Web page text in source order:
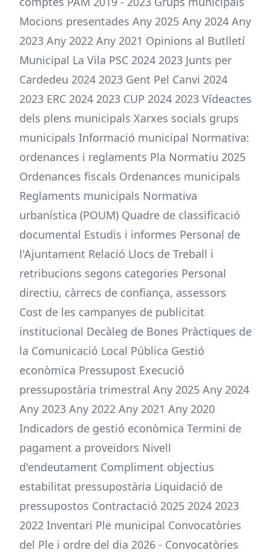
Mocions presentades Any 2025 Any 2024 Any
2023 Any 2022 Any 2021 Opinions al Butlletí
Municipal La Vila PSC 2024 2023 Junts per
Cardedeu 2024 2023 Gent Pel Canvi 2024
2023 ERC 2024 2023 CUP 2024 2023 Vídeactes
dels plens municipals Xarxes socials grups
municipals Informació municipal Normativa:
ordenances i reglaments Pla Normatiu 2025
Ordenances fiscals Ordenances municipals
Reglaments municipals Normativa
urbanística (POUM) Quadre de classificació
documental Estudis i informes Personal de
l'Ajuntament Relació Llocs de Treball i
retribucions segons categories Personal
directiu, càrrecs de confiança, assessors
Cost de les campanyes de publicitat
institucional Decàleg de Bones Pràctiques de
la Comunicació Local Pública Gestió
econòmica Pressupost Execució
pressupostària trimestral Any 2025 Any 2024
Any 2023 Any 2022 Any 2021 Any 2020
Indicadors de gestió econòmica Termini de
pagament a proveïdors Nivell
d'endeutament Compliment objectius
estabilitat pressupostària Liquidació de
pressupostos Contractació 2025 2024 2023
2022 Inventari Ple municipal Convocatòries
del Ple i ordre del dia 2026 - Convocatòries